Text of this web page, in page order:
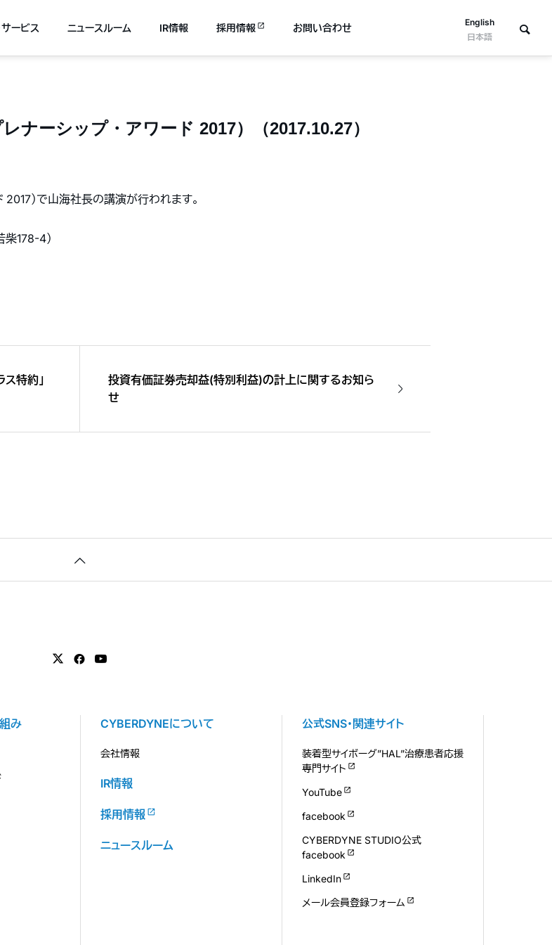
English
日本語
サービス ニュースルーム IR情報 採用情報 お問い合わせ
ナーシップ・アワード 2017）（2017.10.27）
2017）で山海社長の講演が行われます。
柴178-4）
特約」
投資有価証券売却益(特別利益)の計上に関するお知ら
せ
み CYBERDYNEについて
会社情報
IR情報
採用情報
ニュースルーム
公式SNS・関連サイト
装着型サイボーグ”HAL”治療患者応援
専門サイト
YouTube
facebook
CYBERDYNE STUDIO公式
facebook
LinkedIn
メール会員登録フォーム